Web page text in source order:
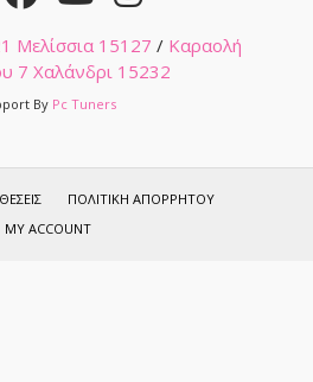
Μελίσσια 15127 / Καραολή
7 Χαλάνδρι 15232
By Pc Tuners
ΠΟΛΙΤΙΚΉ ΑΠΟΡΡΉΤΟΥ
MY ACCOUNT